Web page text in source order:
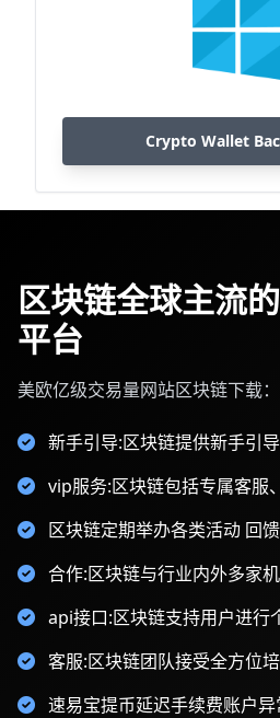
Crypto Wallet
区块链全球主流
平台
美欧亿级交易量网站区块链下载
新手引导:区块链提供新手引
vip服务:区块链包括专属客服
区块链定期举办各类活动 回
合作:区块链与行业内外多家
api接口:区块链支持用户进行
客服:区块链团队接受全方位
速易宝提币延迟手续费账户